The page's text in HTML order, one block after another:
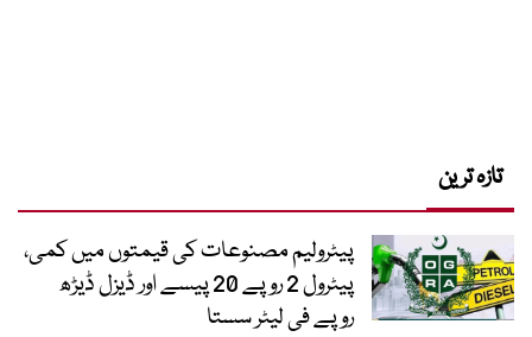
تازہ ترین
پیٹرولیم مصنوعات کی قیمتوں میں کمی،
پیٹرول 2 روپے 20 پیسے اور ڈیزل ڈیڑھ
روپے فی لیٹر سستا